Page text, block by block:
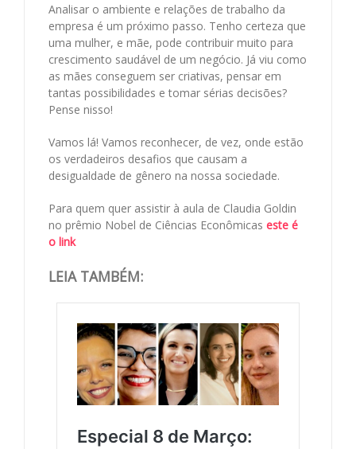
Analisar o ambiente e relações de trabalho da
empresa é um próximo passo. Tenho certeza que
uma mulher, e mãe, pode contribuir muito para
crescimento saudável de um negócio. Já viu como
as mães conseguem ser criativas, pensar em
tantas possibilidades e tomar sérias decisões?
Pense nisso!
Vamos lá! Vamos reconhecer, de vez, onde estão
os verdadeiros desafios que causam a
desigualdade de gênero na nossa sociedade.
Para quem quer assistir à aula de Claudia Goldin
no prêmio Nobel de Ciências Econômicas este é
o link
LEIA TAMBÉM: